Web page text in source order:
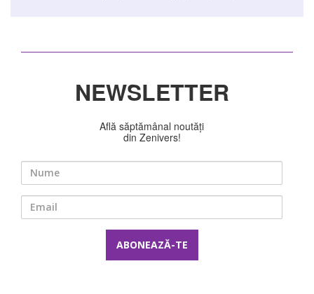
NEWSLETTER
Află săptămânal noutăți
din Zenivers!